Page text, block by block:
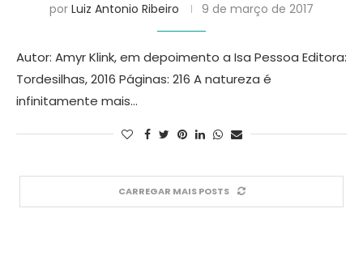
por Luiz Antonio Ribeiro 9 de março de 2017
Autor: Amyr Klink, em depoimento a Isa Pessoa Editora:
Tordesilhas, 2016 Páginas: 216 A natureza é
infinitamente mais…
CARREGAR MAIS POSTS